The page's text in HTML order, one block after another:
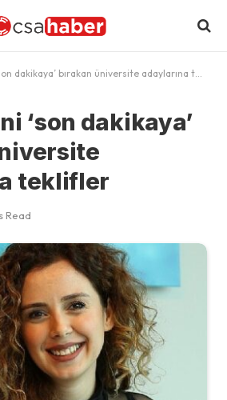
dakikaya’ bırakan üniversite adaylarına teklifler
‘son dakikaya’
teklifler
Read